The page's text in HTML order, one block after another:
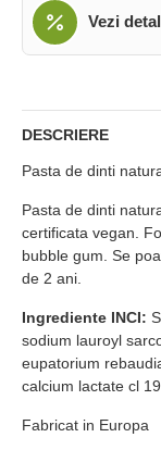
Vezi
DESCRIERE
Pasta de dinti
Pasta de dinti
certificata vegan.
bubble gum. Se
de 2 ani.
Ingrediente INCI:
sodium lauroyl
eupatorium
calcium lactate cl
Fabricat in Europa